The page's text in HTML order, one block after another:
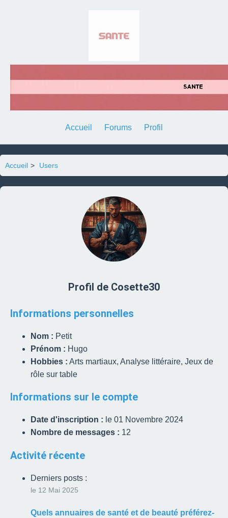
Accueil Forums Profil
Accueil > Users
Profil de Cosette30
Informations personnelles
Nom : Petit
Prénom : Hugo
Hobbies : Arts martiaux, Analyse littéraire, Jeux de
rôle sur table
Informations sur le compte
Date d'inscription : le 01 Novembre 2024
Nombre de messages : 12
Activité récente
Derniers posts :
le 12 Mai 2025
Quels annuaires de santé et de beauté préférez-